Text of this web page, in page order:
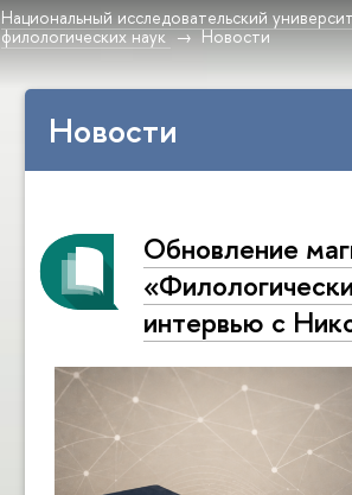
Национальный исследовательский
филологических наук
Новости
Новости
Обновление
интервью с